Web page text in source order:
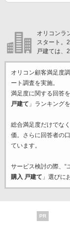
オリコンラ
スタート。
戸建ては、
オリコン顧客満足度
ート調査を実施。
満足度に関する回答
戸建て 」ランキング
総合満足度だけでな
価。さらに回答者の
ています。
サービス検討の際、“
購入 戸建て 」選びに
PR